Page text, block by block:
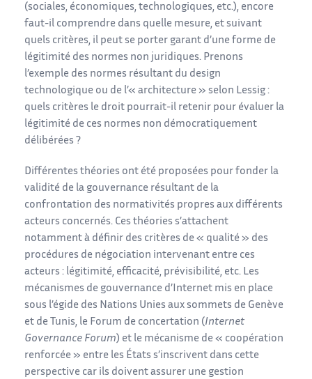
(sociales, économiques, technologiques, etc.), encore
faut-il comprendre dans quelle mesure, et suivant
quels critères, il peut se porter garant d’une forme de
légitimité des normes non juridiques. Prenons
l’exemple des normes résultant du design
technologique ou de l’« architecture » selon Lessig :
quels critères le droit pourrait-il retenir pour évaluer la
légitimité de ces normes non démocratiquement
délibérées ?
Différentes théories ont été proposées pour fonder la
validité de la gouvernance résultant de la
confrontation des normativités propres aux différents
acteurs concernés. Ces théories s’attachent
notamment à définir des critères de « qualité » des
procédures de négociation intervenant entre ces
acteurs : légitimité, efficacité, prévisibilité, etc. Les
mécanismes de gouvernance d’Internet mis en place
sous l’égide des Nations Unies aux sommets de Genève
et de Tunis, le Forum de concertation ( Internet
Governance Forum ) et le mécanisme de « coopération
renforcée » entre les États s’inscrivent dans cette
perspective car ils doivent assurer une gestion